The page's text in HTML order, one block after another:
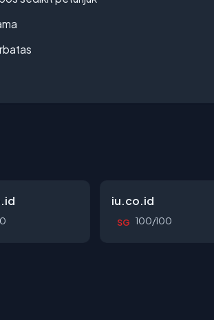
iu.co.id
SG 100/100